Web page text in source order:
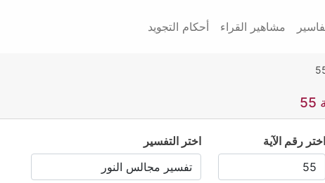
مشاهير القراء أحكام التجويد
اختر رقم الآية اختر التفسير